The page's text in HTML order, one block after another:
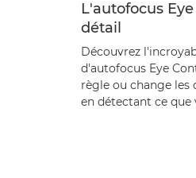
L'autofocus
détail
Découvrez
d'autofocus Eye
règle ou change les
en détectant ce que